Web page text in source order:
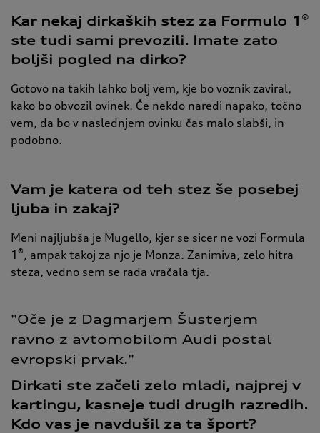
Kar nekaj dirkaških stez za Formulo 1 ®
ste tudi sami prevozili. Imate zato
boljši pogled na dirko?
Gotovo na takih lahko bolj vem, kje bo voznik zaviral,
kako bo obvozil ovinek. Če nekdo naredi napako, točno
vem, da bo v naslednjem ovinku čas malo slabši, in
podobno.
Vam je katera od teh stez še posebej
ljuba in zakaj?
Meni najljubša je Mugello, kjer se sicer ne vozi Formula
1 ®, ampak takoj za njo je Monza. Zanimiva, zelo hitra
steza, vedno sem se rada vračala tja.
"Oče je z Dagmarjem Šusterjem
ravno z avtomobilom Audi postal
evropski prvak."
Dirkati ste začeli zelo mladi, najprej v
kartingu, kasneje tudi drugih razredih.
Kdo vas je navdušil za ta šport?